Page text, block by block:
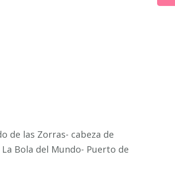
de las Zorras- cabeza de
Bola del Mundo- Puerto de